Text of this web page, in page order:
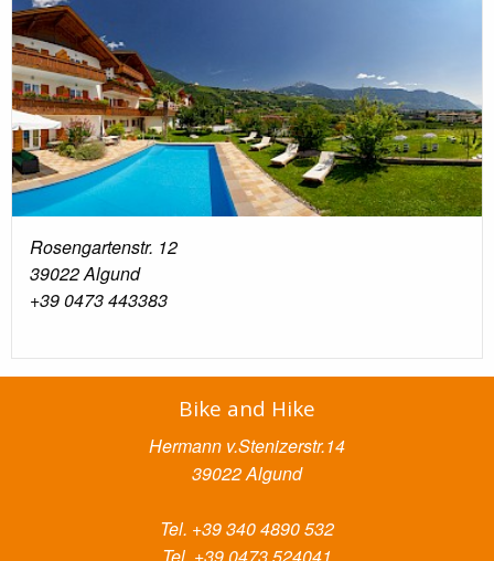
Rosengartenstr. 12
39022 Algund
+39 0473 443383
Bike and Hike
Hermann v.Stenizerstr.14
39022 Algund
Tel. +39 340 4890 532